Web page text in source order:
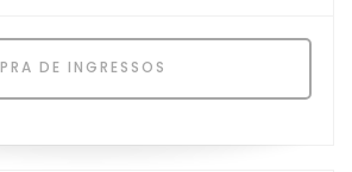
DE INGRESSOS